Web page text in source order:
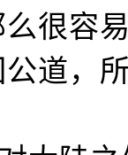
很容
道，